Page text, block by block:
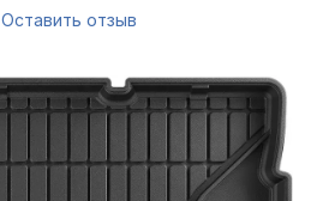
Оставить отзыв